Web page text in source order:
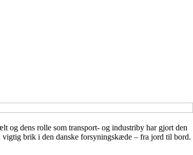
og dens rolle som transport- og industriby har gjort den
vigtig brik i den danske forsyningskæde – fra jord til bord.